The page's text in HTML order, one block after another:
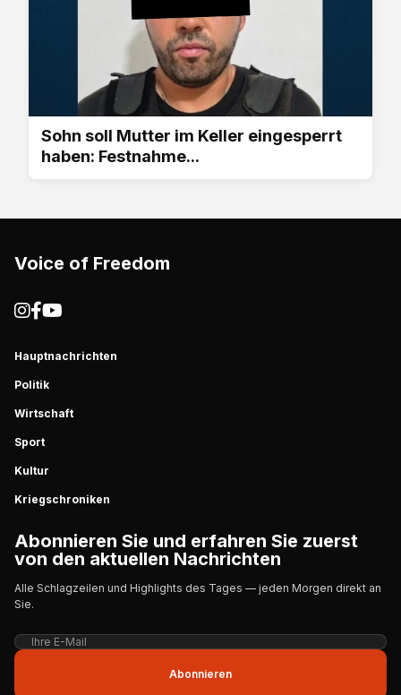
Sohn soll Mutter im Keller eingesperrt
haben: Festnahme...
Voice of Freedom
Hauptnachrichten
Politik
Wirtschaft
Sport
Kultur
Kriegschroniken
Abonnieren Sie und erfahren Sie zuerst
von den aktuellen Nachrichten
Alle Schlagzeilen und Highlights des Tages — jeden Morgen direkt an
Sie.
Abonnieren